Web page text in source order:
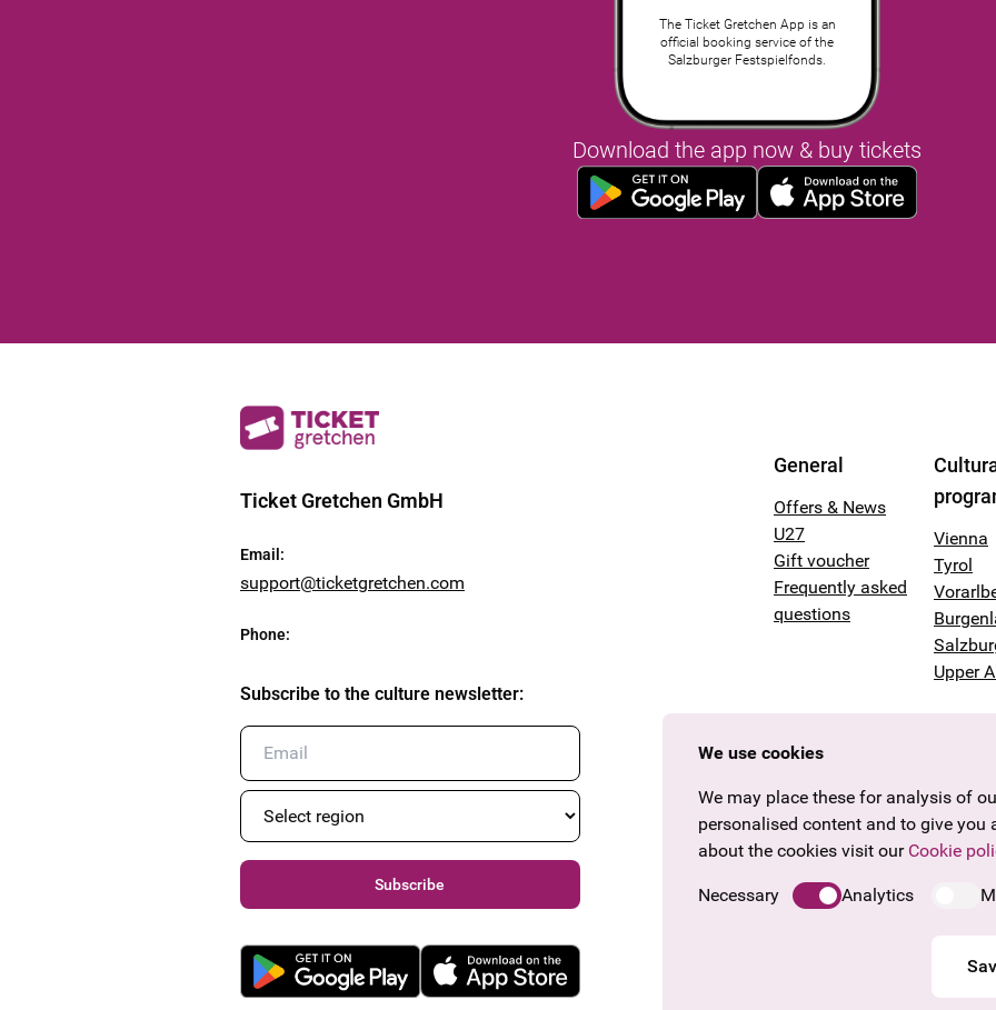
The Ticket Gretchen App is an
official booking service of the
Salzburger Festspielfonds.
Download the app now & buy tickets
Ticket Gretchen GmbH
Email :
support@ticketgretchen.com
Phone:
Subscribe to the culture newsletter:
Subscribe
General
Offers & News
U27
Gift voucher
Frequently asked
questions
Vienna
Tyrol
Upper
We use cookies
We may place these for analysis of
personalised content and to give you
about the cookies visit our Cookie
Necessary Analytics